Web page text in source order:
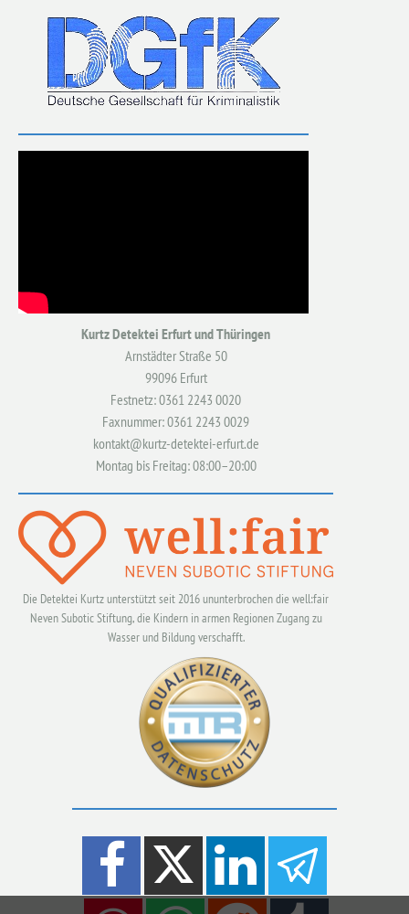
Kurtz Detektei Erfurt und Thüringen
Arnstädter Straße 50
99096 Erfurt
Festnetz: 0361 2243 0020
Faxnummer: 0361 2243 0029
kontakt@kurtz-detektei-erfurt.de
Montag bis Freitag: 08:00–20:00
Die Detektei Kurtz unterstützt seit 2016 ununterbrochen die well:fair
Neven Subotic Stiftung, die Kindern in armen Regionen Zugang zu
Wasser und Bildung verschafft.